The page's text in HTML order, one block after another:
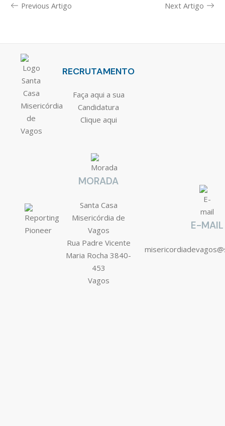
Previous Artigo Next Artigo
RECRUTAMENTO
Faça aqui a sua
Candidatura
Clique aqui
MORADA
Santa Casa
Misericórdia de
Vagos
Rua Padre Vicente
Maria Rocha 3840-
453
Vagos
E-MAIL